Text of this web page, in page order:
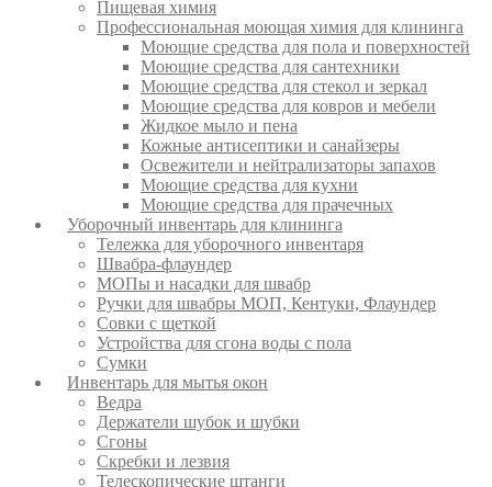
Пищевая химия
Профессиональная моющая химия для клининга
Моющие средства для пола и поверхностей
Моющие средства для сантехники
Моющие средства для стекол и зеркал
Моющие средства для ковров и мебели
Жидкое мыло и пена
Кожные антисептики и санайзеры
Освежители и нейтрализаторы запахов
Моющие средства для кухни
Моющие средства для прачечных
Уборочный инвентарь для клининга
Тележка для уборочного инвентаря
Швабра-флаундер
МОПы и насадки для швабр
Ручки для швабры МОП, Кентуки, Флаундер
Совки с щеткой
Устройства для сгона воды с пола
Сумки
Инвентарь для мытья окон
Ведра
Держатели шубок и шубки
Сгоны
Скребки и лезвия
Телескопические штанги